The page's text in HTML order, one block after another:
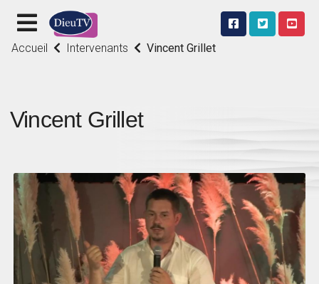
Accueil Intervenants Vincent Grillet
Vincent Grillet